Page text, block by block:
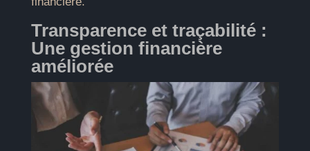
Transparence et traçabilité :
Une gestion financière
améliorée